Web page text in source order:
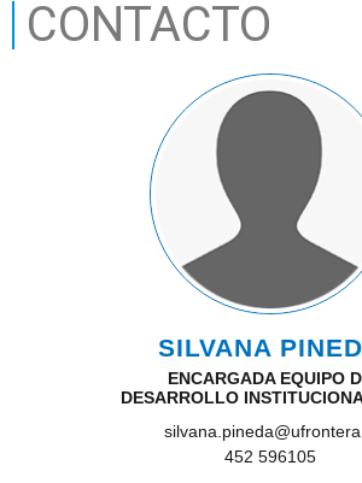
CONTACTO
SILVANA
ENCARGADA EQUIPO
DESARROLLO
452 596105